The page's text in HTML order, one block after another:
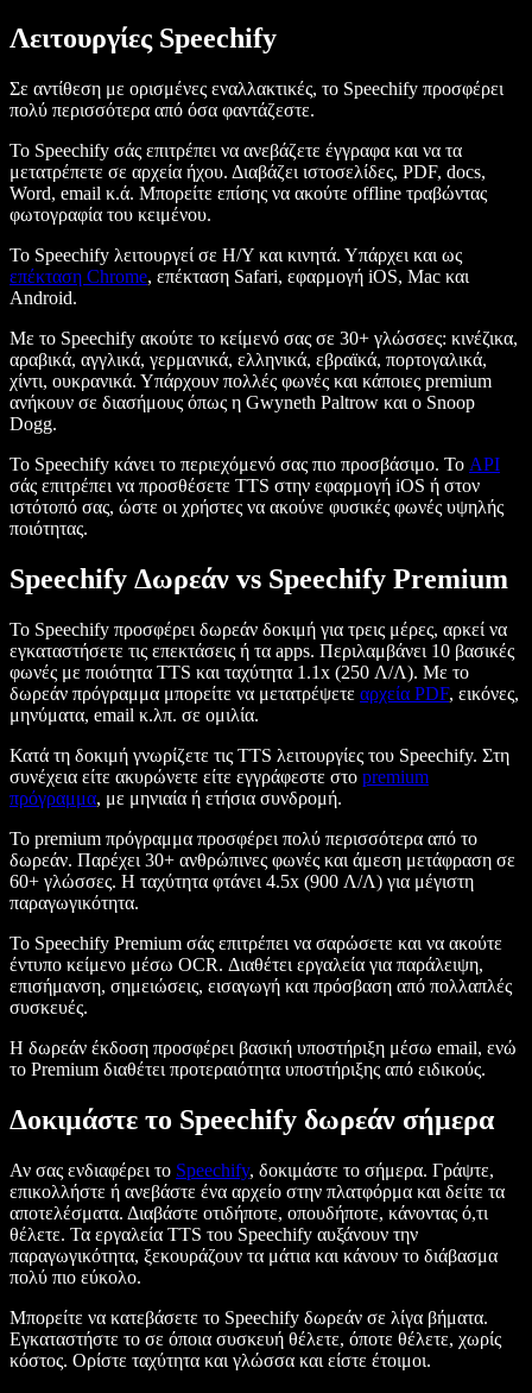
Λειτουργίες Speechify
Σε αντίθεση με ορισμένες εναλλακτικές, το Speechify προσφέρει
πολύ περισσότερα από όσα φαντάζεστε.
Το Speechify σάς επιτρέπει να ανεβάζετε έγγραφα και να τα
μετατρέπετε σε αρχεία ήχου. Διαβάζει ιστοσελίδες, PDF, docs,
Word, email κ.ά. Μπορείτε επίσης να ακούτε offline τραβώντας
φωτογραφία του κειμένου.
Το Speechify λειτουργεί σε Η/Υ και κινητά. Υπάρχει και ως
επέκταση Chrome, επέκταση Safari, εφαρμογή iOS, Mac και
Android.
Με το Speechify ακούτε το κείμενό σας σε 30+ γλώσσες: κινέζικα,
αραβικά, αγγλικά, γερμανικά, ελληνικά, εβραϊκά, πορτογαλικά,
χίντι, ουκρανικά. Υπάρχουν πολλές φωνές και κάποιες premium
ανήκουν σε διασήμους όπως η Gwyneth Paltrow και ο Snoop
Dogg.
Το Speechify κάνει το περιεχόμενό σας πιο προσβάσιμο. Το API
σάς επιτρέπει να προσθέσετε TTS στην εφαρμογή iOS ή στον
ιστότοπό σας, ώστε οι χρήστες να ακούνε φυσικές φωνές υψηλής
ποιότητας.
Speechify Δωρεάν vs Speechify Premium
Το Speechify προσφέρει δωρεάν δοκιμή για τρεις μέρες, αρκεί να
εγκαταστήσετε τις επεκτάσεις ή τα apps. Περιλαμβάνει 10 βασικές
φωνές με ποιότητα TTS και ταχύτητα 1.1x (250 Λ/Λ). Με το
δωρεάν πρόγραμμα μπορείτε να μετατρέψετε αρχεία PDF, εικόνες,
μηνύματα, email κ.λπ. σε ομιλία.
Κατά τη δοκιμή γνωρίζετε τις TTS λειτουργίες του Speechify. Στη
συνέχεια είτε ακυρώνετε είτε εγγράφεστε στο premium
πρόγραμμα, με μηνιαία ή ετήσια συνδρομή.
Το premium πρόγραμμα προσφέρει πολύ περισσότερα από το
δωρεάν. Παρέχει 30+ ανθρώπινες φωνές και άμεση μετάφραση σε
60+ γλώσσες. Η ταχύτητα φτάνει 4.5x (900 Λ/Λ) για μέγιστη
παραγωγικότητα.
Το Speechify Premium σάς επιτρέπει να σαρώσετε και να ακούτε
έντυπο κείμενο μέσω OCR. Διαθέτει εργαλεία για παράλειψη,
επισήμανση, σημειώσεις, εισαγωγή και πρόσβαση από πολλαπλές
συσκευές.
Η δωρεάν έκδοση προσφέρει βασική υποστήριξη μέσω email, ενώ
το Premium διαθέτει προτεραιότητα υποστήριξης από ειδικούς.
Δοκιμάστε το Speechify δωρεάν σήμερα
Αν σας ενδιαφέρει το Speechify, δοκιμάστε το σήμερα. Γράψτε,
επικολλήστε ή ανεβάστε ένα αρχείο στην πλατφόρμα και δείτε τα
αποτελέσματα. Διαβάστε οτιδήποτε, οπουδήποτε, κάνοντας ό,τι
θέλετε. Τα εργαλεία TTS του Speechify αυξάνουν την
παραγωγικότητα, ξεκουράζουν τα μάτια και κάνουν το διάβασμα
πολύ πιο εύκολο.
Μπορείτε να κατεβάσετε το Speechify δωρεάν σε λίγα βήματα.
Εγκαταστήστε το σε όποια συσκευή θέλετε, όποτε θέλετε, χωρίς
κόστος. Ορίστε ταχύτητα και γλώσσα και είστε έτοιμοι.